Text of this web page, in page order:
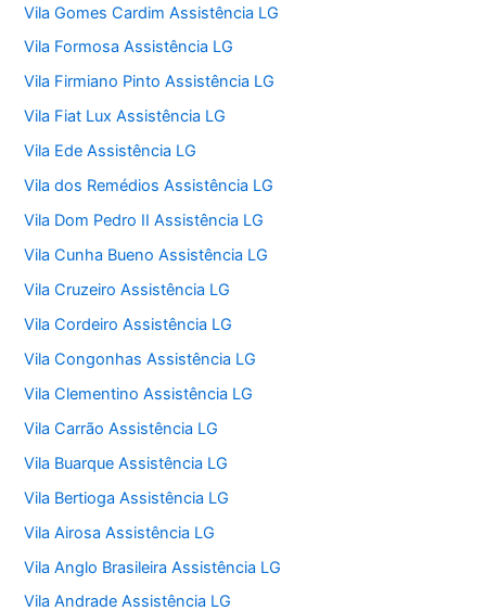
Vila Gomes Cardim Assistência LG
Vila Formosa Assistência LG
Vila Firmiano Pinto Assistência LG
Vila Fiat Lux Assistência LG
Vila Ede Assistência LG
Vila dos Remédios Assistência LG
Vila Dom Pedro II Assistência LG
Vila Cunha Bueno Assistência LG
Vila Cruzeiro Assistência LG
Vila Cordeiro Assistência LG
Vila Congonhas Assistência LG
Vila Clementino Assistência LG
Vila Carrão Assistência LG
Vila Buarque Assistência LG
Vila Bertioga Assistência LG
Vila Airosa Assistência LG
Vila Anglo Brasileira Assistência LG
Vila Andrade Assistência LG